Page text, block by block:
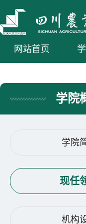
网站首页
学院
学院
现任
机构